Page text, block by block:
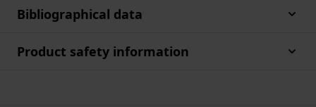
Bibliographical data
Product safety information